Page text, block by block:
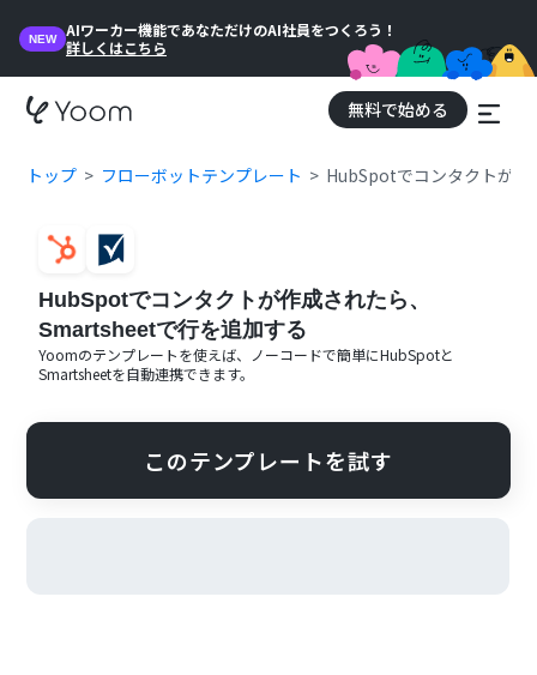
NEW
AIワーカー機能であなただけのAI社員をつくろう！
詳しくはこちら
無料で始める
トップ フローボットテンプレート HubSpotでコンタクトが
HubSpotでコンタクトが作成されたら、
Smartsheetで行を追加する
Yoomのテンプレートを使えば、ノーコードで簡単にHubSpotと
Smartsheetを自動連携できます。
このテンプレートを試す